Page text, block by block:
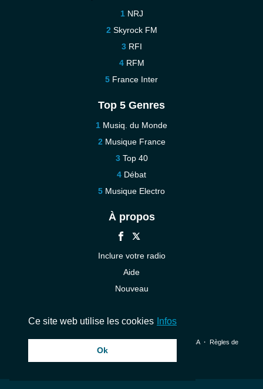
NRJ
Skyrock FM
RFI
RFM
France Inter
Top 5 Genres
Musiq. du Monde
Musique France
Top 40
Débat
Musique Electro
À propos
Inclure votre radio
Aide
Nouveau
DMCA・ Règles de
Ce site web utilise les cookies Infos
Ok